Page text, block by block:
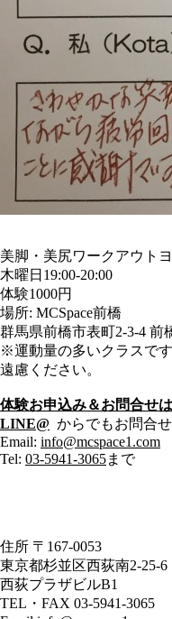
美脚・美尻ワークアウト
木曜日19:00-20:00
体験1000円
場所: MCSpace前橋
群馬県前橋市表町2-3-4 前
※運動量の多いクラスで
遠慮ください。
体験お申込み＆お問合せ
LINE@ からでもお問合
Email: info@mcspace1.com
Tel: 03-5941-3065まで
住所 〒167-0053
東京都杉並区西荻南2-25-6
西荻プラザビルB1
TEL・FAX 03-5941-3065